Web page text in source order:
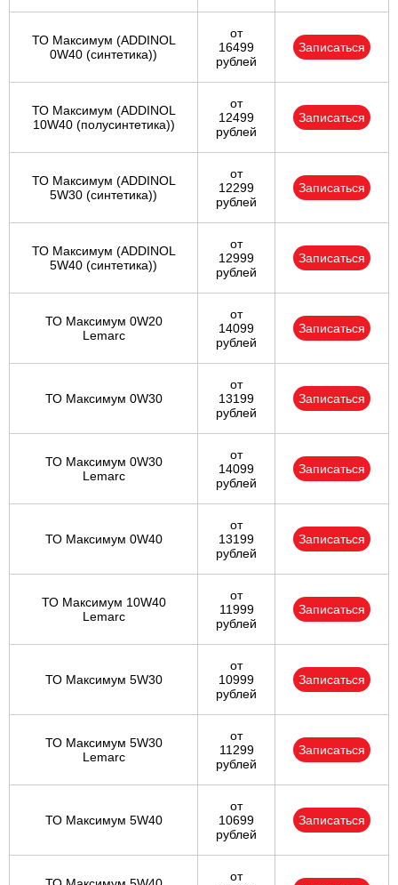
ТО Максимум (ADDINOL
0W40 (синтетика))
от
16499
рублей
Записаться
ТО Максимум (ADDINOL
10W40 (полусинтетика))
от
12499
рублей
Записаться
ТО Максимум (ADDINOL
5W30 (синтетика))
от
12299
рублей
Записаться
ТО Максимум (ADDINOL
5W40 (синтетика))
от
12999
рублей
Записаться
ТО Максимум 0W20
Lemarc
от
14099
рублей
Записаться
ТО Максимум 0W30
от
13199
рублей
Записаться
ТО Максимум 0W30
Lemarc
от
14099
рублей
Записаться
ТО Максимум 0W40
от
13199
рублей
Записаться
ТО Максимум 10W40
Lemarc
от
11999
рублей
Записаться
ТО Максимум 5W30
от
10999
рублей
Записаться
ТО Максимум 5W30
Lemarc
от
11299
рублей
Записаться
ТО Максимум 5W40
от
10699
рублей
Записаться
от